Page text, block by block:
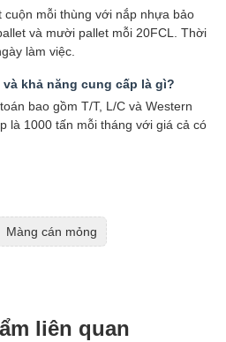
mỗi thùng với nắp nhựa bảo
và mười pallet mỗi 20FCL. Thời
làm việc.
khả năng cung cấp là gì?
bao gồm T/T, L/C và Western
là 1000 tấn mỗi tháng với giá cả có
Màng cán mỏng
liên quan